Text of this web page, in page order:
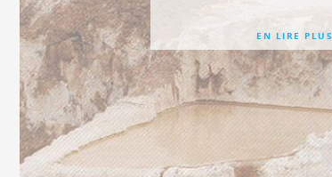
EN LIRE PLUS